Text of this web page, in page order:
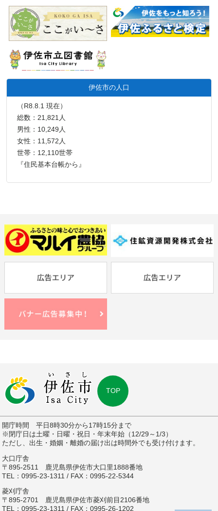
伊佐市の人口
（R8.8.1 現在）
総数：21,821人
男性：10,249人
女性：11,572人
世帯：12,110世帯
『住民基本台帳から』
TOP
開庁時間 平日8時30分から17時15分まで
※閉庁日は土曜・日曜・祝日・年末年始（12/29～1/3）
ただし、出生・婚姻・離婚の届け出は時間外でも受け付けます。
大口庁舎
〒895-2511 鹿児島県伊佐市大口里1888番地
TEL：0995-23-1311 / FAX：0995-22-5344
菱刈庁舎
〒895-2701 鹿児島県伊佐市菱刈前目2106番地
TEL：0995-23-1311 / FAX：0995-26-1202